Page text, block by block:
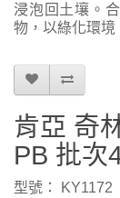
浸泡回土壤。
物，以綠化環境
肯亞 奇
PB 批次
型號： KY1172